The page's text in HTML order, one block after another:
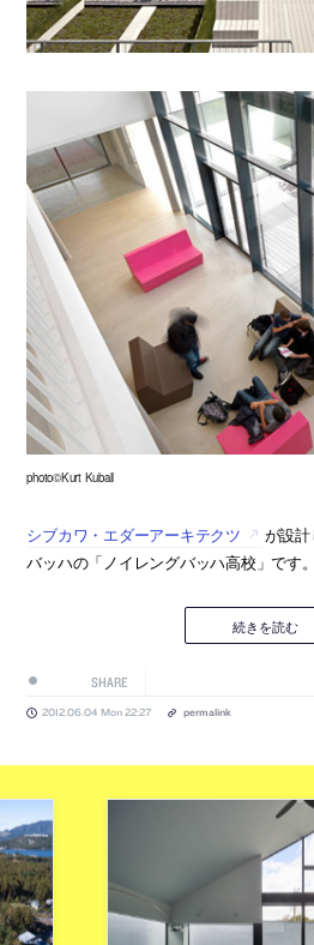
photo©Kurt Kuball
シブカワ・エダーアーキテクツ
が設
バッハの「ノイレングバッハ高校」です。
続きを読む
SHARE
2012.06.04 Mon 22:27 permalink